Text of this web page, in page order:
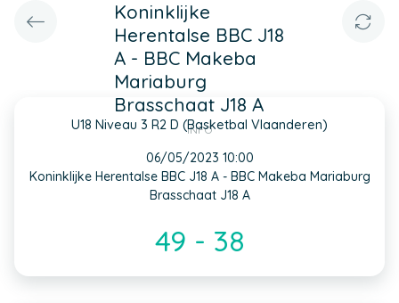
Koninklijke
Herentalse BBC J18
A - BBC Makeba
Mariaburg
Brasschaat J18 A
U18 Niveau 3 R2 D (Basketbal Vlaanderen)
INFO
06/05/2023 10:00
Koninklijke Herentalse BBC J18 A - BBC Makeba Mariaburg
Brasschaat J18 A
49 - 38